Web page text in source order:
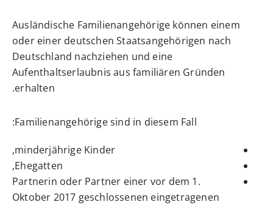
Ausländische Familienangehörige können einem
oder einer deutschen Staatsangehörigen nach
Deutschland nachziehen und eine
Aufenthaltserlaubnis aus familiären Gründen
erhalten.
Familienangehörige sind in diesem Fall:
minderjährige Kinder,
Ehegatten,
Partnerin oder Partner einer vor dem 1.
Oktober 2017 geschlossenen eingetragenen